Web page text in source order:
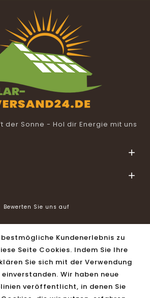
der Sonne - Hol dir Energie mit uns


Bewerten Sie uns auf
bestmögliche Kundenerlebnis zu
Seite Cookies. Indem Sie Ihre
Sie sich mit der Verwendung
Wir haben neue
veröffentlicht, in denen Sie